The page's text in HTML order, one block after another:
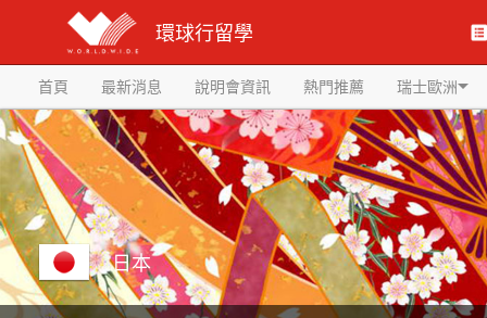
環球行留學
首頁 最新消息 說明會資訊 熱門推薦 瑞士歐洲
日本